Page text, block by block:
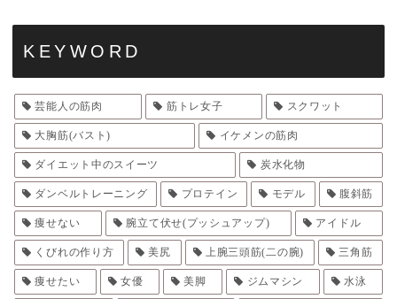
KEYWORD
芸能人の筋肉 筋トレ女子 スクワット
大胸筋(バスト) イケメンの筋肉
ダイエット中のスイーツ 炭水化物
ダンベルトレーニング プロテイン モデル 腹斜筋
痩せない 腕立て伏せ(プッシュアップ) アイドル
くびれの作り方 美尻 上腕三頭筋(二の腕) 三角筋
痩せたい 女優 美脚 ジムマシン 水泳